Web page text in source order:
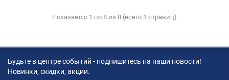
Показано с 1 по 8 из 8 (всего 1 страниц)
Будьте в центре событий - подпишитесь на наши новости!
Новинки, скидки, акции.